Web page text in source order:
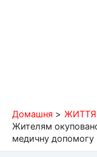
Домашня
ЖИТТЯ
Жителям
медичну допомогу